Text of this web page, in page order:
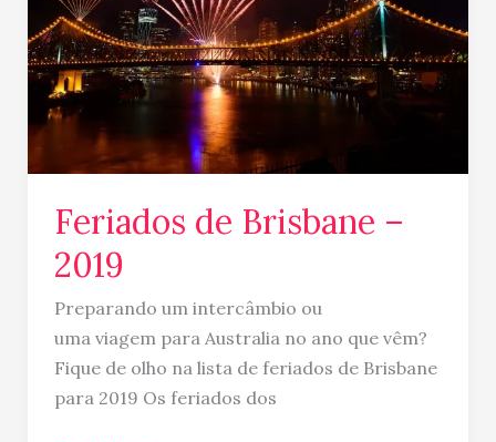
Feriados de Brisbane –
2019
Preparando um intercâmbio ou
uma viagem para Australia no ano que vêm?
Fique de olho na lista de feriados de Brisbane
para 2019 Os feriados dos
2019